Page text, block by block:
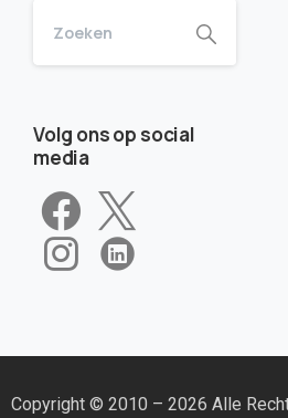
Volg ons op social
media
Copyright © 2010 – 2026 Alle